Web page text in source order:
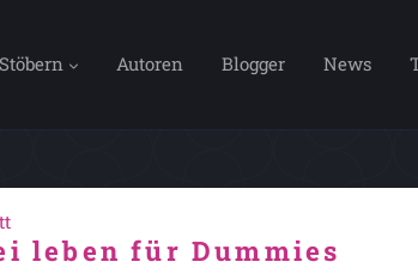
Stöbern Autoren Blogger News
leben für Dummies